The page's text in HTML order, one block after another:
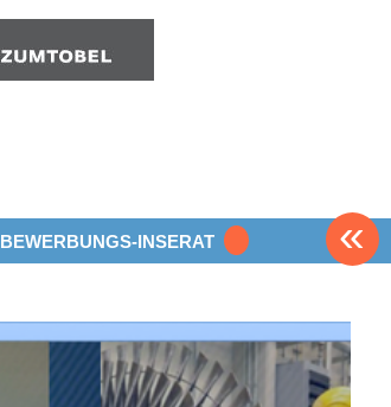
BEWERBUNGS-INSERAT «